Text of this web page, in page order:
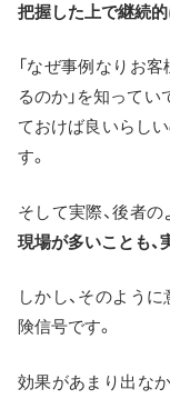
把握した上で継続
「なぜ事例なりお
るのか」を知ってい
ておけば良いらし
す。
そして実際、後者の
現場が多いことも
しかし、そのよう
険信号です。
効果があまり出な